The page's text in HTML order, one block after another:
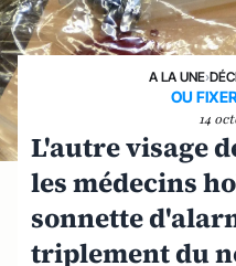
A LA UNE›
OU
14
L'autre visage
les médecins
sonnette
triplement du